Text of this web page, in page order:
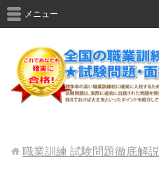
メニュー
職業訓練 試験問題徹底解説